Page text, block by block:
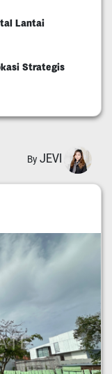
Lantai
Strategis
By JEVI